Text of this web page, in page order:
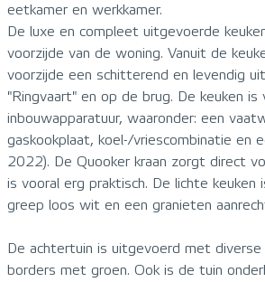
eetkamer en werkkamer.
De luxe en compleet uitgevoerde
voorzijde van de woning. Vanuit de
voorzijde een schitterend en levendig
"Ringvaart" en op de brug. De keuken is
inbouwapparatuur, waaronder: een
gaskookplaat, koel-/vriescombinatie en
2022). De Quooker kraan zorgt direct
is vooral erg praktisch. De lichte keuken
greep loos wit en een granieten
De achtertuin is uitgevoerd met diverse
borders met groen. Ook is de tuin